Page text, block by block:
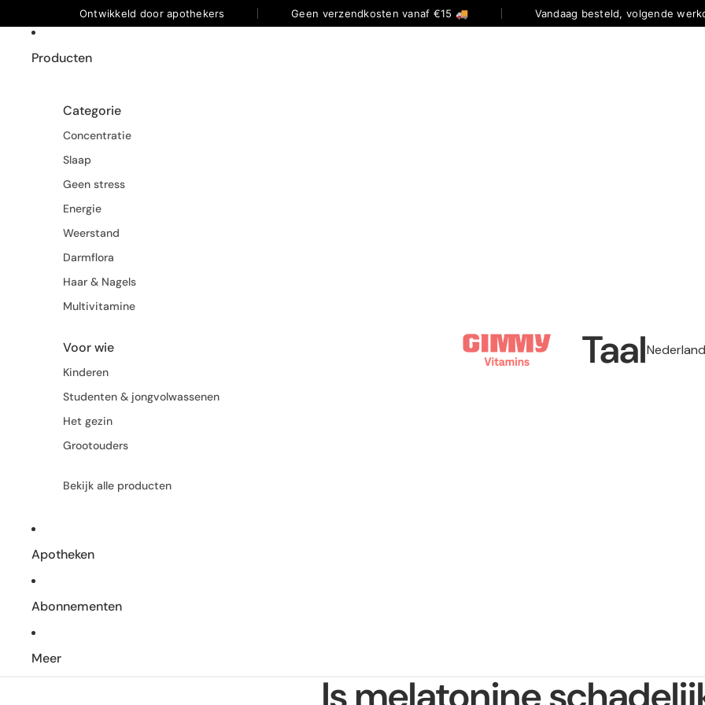
Ontwikkeld door apothekers Geen verzendkosten vanaf €15 🚚 Vandaag besteld, volgende
Producten
Categorie
Concentratie
Slaap
Geen stress
Energie
Weerstand
Darmflora
Haar & Nagels
Multivitamine
Voor wie
Kinderen
Studenten & jongvolwassenen
Het gezin
Grootouders
Bekijk alle producten
Apotheken
Abonnementen
Meer
Taal